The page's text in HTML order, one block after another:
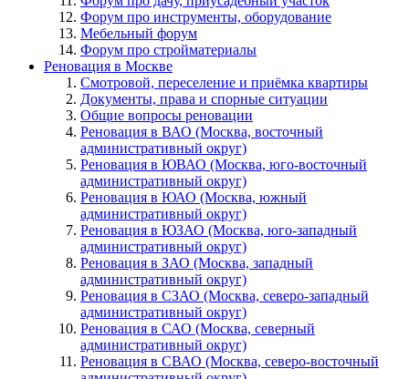
Форум про инструменты, оборудование
Мебельный форум
Форум про стройматериалы
Реновация в Москве
Смотровой, переселение и приёмка квартиры
Документы, права и спорные ситуации
Общие вопросы реновации
Реновация в ВАО (Москва, восточный
административный округ)
Реновация в ЮВАО (Москва, юго-восточный
административный округ)
Реновация в ЮАО (Москва, южный
административный округ)
Реновация в ЮЗАО (Москва, юго-западный
административный округ)
Реновация в ЗАО (Москва, западный
административный округ)
Реновация в СЗАО (Москва, северо-западный
административный округ)
Реновация в САО (Москва, северный
административный округ)
Реновация в СВАО (Москва, северо-восточный